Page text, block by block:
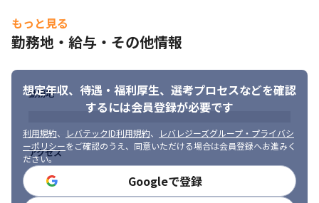
・VMwareの構築
・Hyper-Vの構築
・ActiveDirectoryの構築、運用サポート業務
・特権管理システムの構築、運用サポート業務
・ネットワーク構成図（論理図、物理図）の作成業務
・英語力（※必須ではありませんが、希望があれば海外顧客との
プロジェクトへの参画も可能です。）
■求める人物像
激変する世界情勢や金融市況の中で各種の金融システムに携わ
り、最先端のテクノロジーにも触れながら、金融ビジネスをITで
支え、さらなるスキル向上やキャリアアップを目指している方。
もっと見る
勤務地・給与・その他情報
想定年収、待遇・福利厚生、 選考プロセスなどを確認
するには会員登録が必要です
利用規約、 レバテックID利用規約、
レバレジーズグループ・プライバシ
ーポリシーをご確認のうえ、同意いただける場合は会員登録へお進みく
ださい。
Googleで登録
勤務地
アクセス